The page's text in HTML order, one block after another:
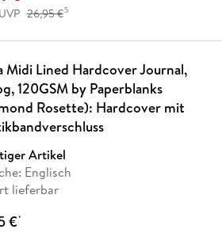
26,95 €5
Midi Lined Hardcover Journal,
120GSM by Paperblanks
Rosette): Hardcover mit
Artikel
Englisch
lieferbar
€*